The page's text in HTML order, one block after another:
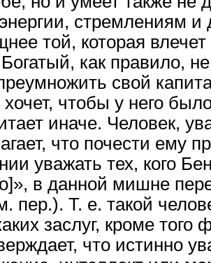
стремлениям
той, которая
как правило,
свой
хочет, чтобы у него
иначе. Человек,
что почести ему
уважать тех, кого
в данной мишне
пер.). Т. е. такой
заслуг, кроме
что истинно